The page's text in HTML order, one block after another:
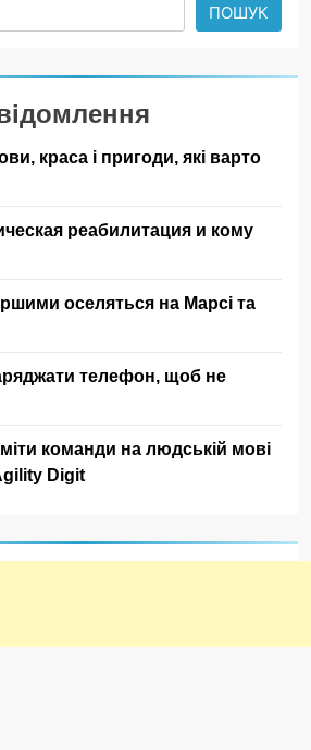
ПОШУК
краса і пригоди, які варто
реабилитация и кому
оселяться на Марсі та
телефон, щоб не
команди на людській мові
Digit